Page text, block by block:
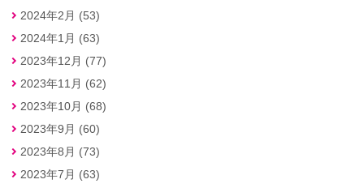
2024年2月 (53)
2024年1月 (63)
2023年12月 (77)
2023年11月 (62)
2023年10月 (68)
2023年9月 (60)
2023年8月 (73)
2023年7月 (63)